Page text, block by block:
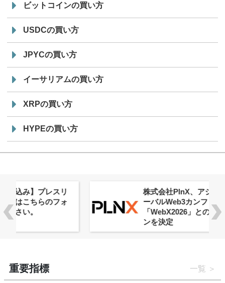
ビットコインの買い方
USDCの買い方
JPYCの買い方
イーサリアムの買い方
XRPの買い方
HYPEの買い方
株式会社PlnX、アジア最大級のグロ
ーバルWeb3カンファレンス
「WebX2026」とのコラボレーショ
重要指標 一覧